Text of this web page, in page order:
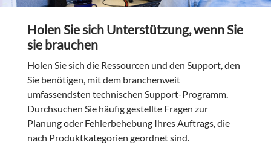
Holen Sie sich Unterstützung, wenn Sie
sie brauchen
Holen Sie sich die Ressourcen und den Support, den
Sie benötigen, mit dem branchenweit
umfassendsten technischen Support-Programm.
Durchsuchen Sie häufig gestellte Fragen zur
Planung oder Fehlerbehebung Ihres Auftrags, die
nach Produktkategorien geordnet sind.